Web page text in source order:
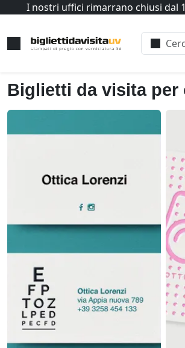
I nostri uffici rimarrano chiusi dal
Biglietti da visita per